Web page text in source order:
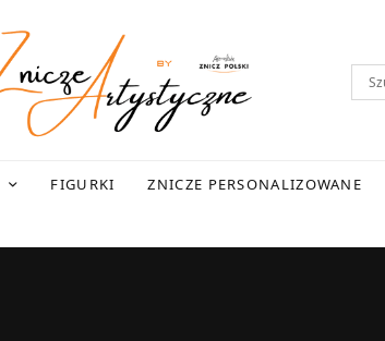
FIGURKI ZNICZE PERSONALIZOWANE